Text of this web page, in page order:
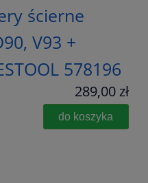
ścierne
V93 +
578196
289,00 zł
do koszyka